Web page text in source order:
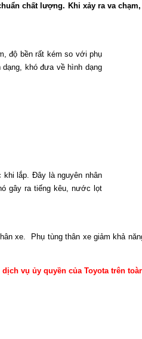
chất lượng. Khi xảy ra va
độ bền rất kém so với phụ
khó đưa về hình dạng
lắp. Đây là nguyên nhân
gây ra tiếng kêu, nước lọt
xe. Phụ tùng thân xe giảm khả
vụ ủy quyền của Toyota trên